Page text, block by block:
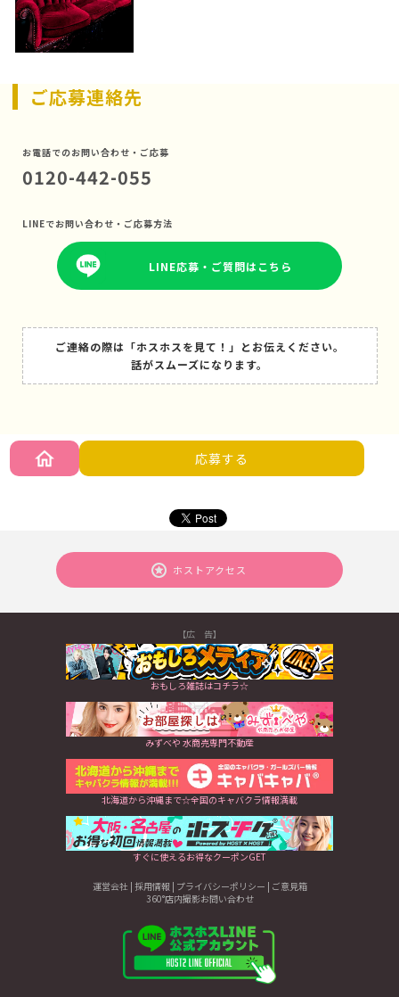
ご応募連絡先
お電話でのお問い合わせ・ご応募
0120-442-055
LINEでお問い合わせ・ご応募方法
LINE応募・ご質問はこちら
ご連絡の際は「ホスホスを見て！」とお伝えください。
話がスムーズになります。
応募する
ホストアクセス
【広 告】
おもしろ雑誌はコチラ☆
みずべや 水商売専門不動産
北海道から沖縄まで☆全国のキャバクラ情報満載
すぐに使えるお得なクーポンGET
運営会社| 採用情報 | プライバシーポリシー | ご意見箱
360°店内撮影お問い合わせ